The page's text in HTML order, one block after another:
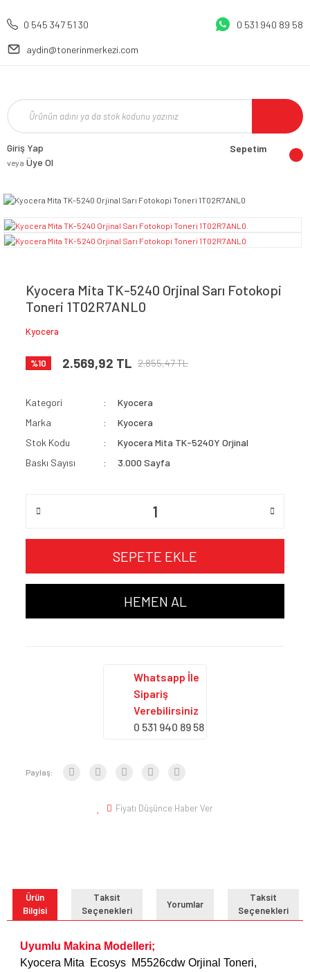
0 545 347 51 30 0 531 940 89 58
aydin@tonerinmerkezi.com
Giriş Yap
veya Üye Ol
Sepetim
Kyocera Mita TK-5240 Orjinal Sarı Fotokopi
Toneri 1T02R7ANL0
Kyocera
%10 2.569,92 TL 2.855,47 TL
Kategori
Kyocera
Marka
Kyocera
Stok Kodu
Kyocera Mita TK-5240Y Orjinal
Baskı Sayısı
3.000 Sayfa
SEPETE EKLE
HEMEN AL
Whatsapp İle
Sipariş
Verebilirsiniz
0 531 940 89 58
Paylaş:
Fiyatı Düşünce Haber Ver
Ürün
Bilgisi
Taksit
Seçenekleri
Yorumlar
Taksit
Seçenekleri
Uyumlu Makina Modelleri;
Kyocera Mita Ecosys M5526cdw Orjinal Toneri,